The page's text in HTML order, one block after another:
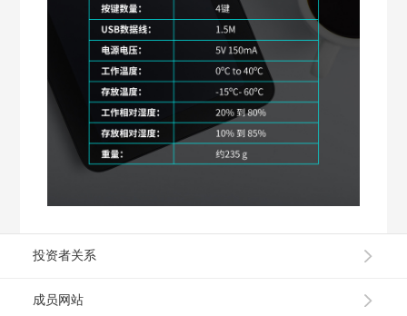
投资者关系
成员网站